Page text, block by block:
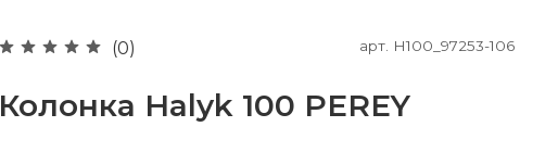
(0) арт. H100_97253-106
Колонка Halyk 100 PEREY